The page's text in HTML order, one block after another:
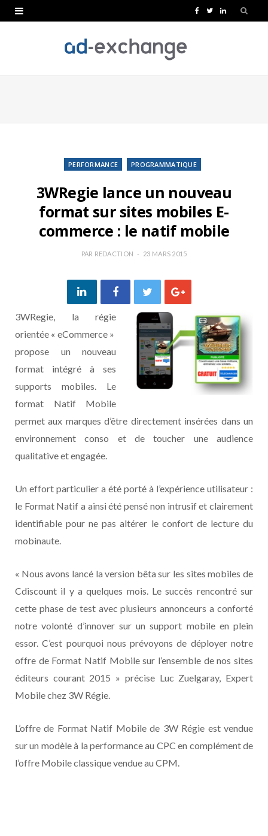
e
T
t
L
k
PERFORMANCE PROGRAMMATIQUE
3WRegie lance un nouveau
format sur sites mobiles E-
commerce : le natif mobile
PAR REDACTION 23 MARS 2015
3WRegie, la régie
orientée « eCommerce »
propose un nouveau
format intégré à ses
supports mobiles. Le
format Natif Mobile
permet aux marques d’être directement insérées dans un
environnement conso et de toucher une audience
qualitative et engagée.
Un effort particulier a été porté à l’expérience utilisateur :
le Format Natif a ainsi été pensé non intrusif et clairement
identifiable pour ne pas altérer le confort de lecture du
mobinaute.
« Nous avons lancé la version bêta sur les sites mobiles de
Cdiscount il y a quelques mois. Le succès rencontré sur
cette phase de test avec plusieurs annonceurs a conforté
notre volonté d’innover sur un support mobile en plein
essor. C’est pourquoi nous prévoyons de déployer notre
offre de Format Natif Mobile sur l’ensemble de nos sites
éditeurs courant 2015 » précise Luc Zuelgaray, Expert
Mobile chez 3W Régie.
L’offre de Format Natif Mobile de 3W Régie est vendue
sur un modèle à la performance au CPC en complément de
l’offre Mobile classique vendue au CPM.